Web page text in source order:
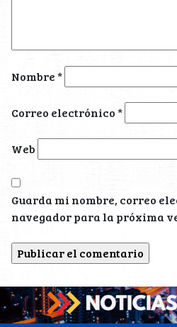
Nombre*
Correo electrónico*
Web
Guarda mi nombre, correo
navegador para la próxima